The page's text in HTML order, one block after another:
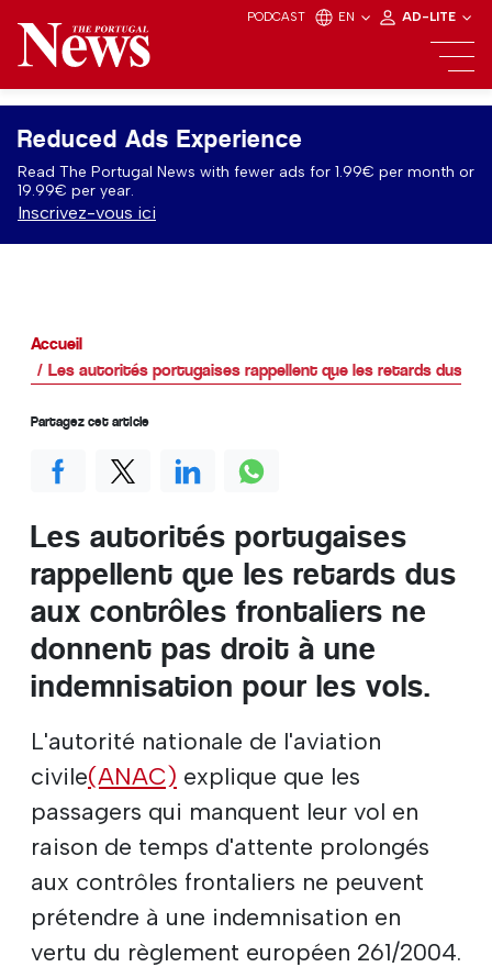
PODCAST EN AD-LITE
Reduced Ads Experience
Read The Portugal News with fewer ads for 1.99€ per month or
19.99€ per year.
Inscrivez-vous ici
Accueil
Les autorités portugaises rappellent que les retards dus
Les autorités portugaises
rappellent que les retards dus
aux contrôles frontaliers ne
donnent pas droit à une
indemnisation pour les vols.
L'autorité nationale de l'aviation
civile(ANAC) explique que les
passagers qui manquent leur vol en
raison de temps d'attente prolongés
aux contrôles frontaliers ne peuvent
prétendre à une indemnisation en
vertu du règlement européen 261/2004.
Partagez cet article